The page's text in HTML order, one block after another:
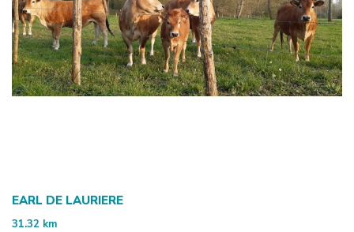
EARL DE LAURIERE
31.32 km